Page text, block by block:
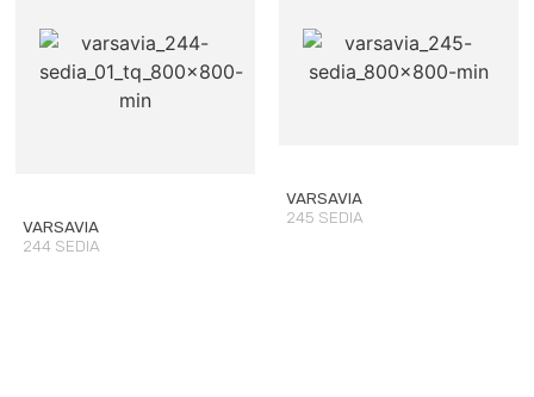
VARSAVIA
244 SEDIA
VARSAVIA
245 SEDIA